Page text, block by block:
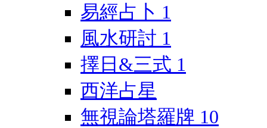
易經占卜 1
風水研討 1
擇日&三式 1
西洋占星
無視論塔羅牌 10